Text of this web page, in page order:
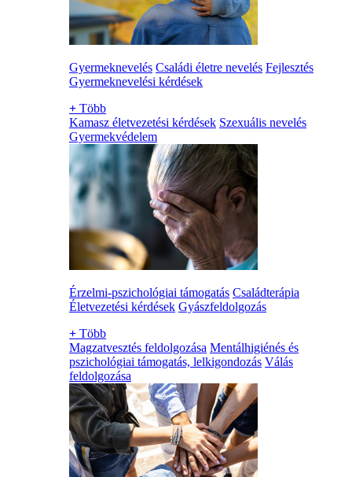
Gyermeknevelés Családi életre nevelés Fejlesztés
Gyermeknevelési kérdések
+ Több
Kamasz életvezetési kérdések Szexuális nevelés
Gyermekvédelem
Érzelmi-pszichológiai támogatás Családterápia
Életvezetési kérdések Gyászfeldolgozás
+ Több
Magzatvesztés feldolgozása Mentálhigiénés és
pszichológiai támogatás, lelkigondozás Válás
feldolgozása